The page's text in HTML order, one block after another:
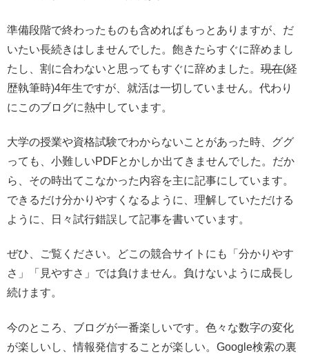
準備段階で終わったものも含めればもっとありますが、だ
いたい長続きはしませんでした。飽きたらすぐに辞めまし
たし、割に合わないと思ってもすぐに辞めました。 現在(経
歴執筆時)4年生ですが、就活は一切していません。代わり
にこのブログに熱中しています。
大学の授業や資格試験でわからないことがあった時、ググ
っても、小難しいPDFとかしか出てきませんでした。だか
ら、その時出てこなかった内容を主に記事にしています。
できるだけ分かりやすくなるように、理解していただける
ように、日々試行錯誤して記事を書いています。
ぜひ、ご覧ください。どこの競合サイトにも「分かりやす
さ」「見やすさ」では負けません。負けないように成長し
続けます。
今のところ、ブログが一番楽しいです。色々な数字の変化
が楽しいし、情報発信することが楽しい。Google検索の裏